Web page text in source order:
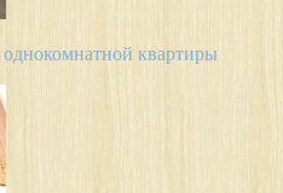
квартиры